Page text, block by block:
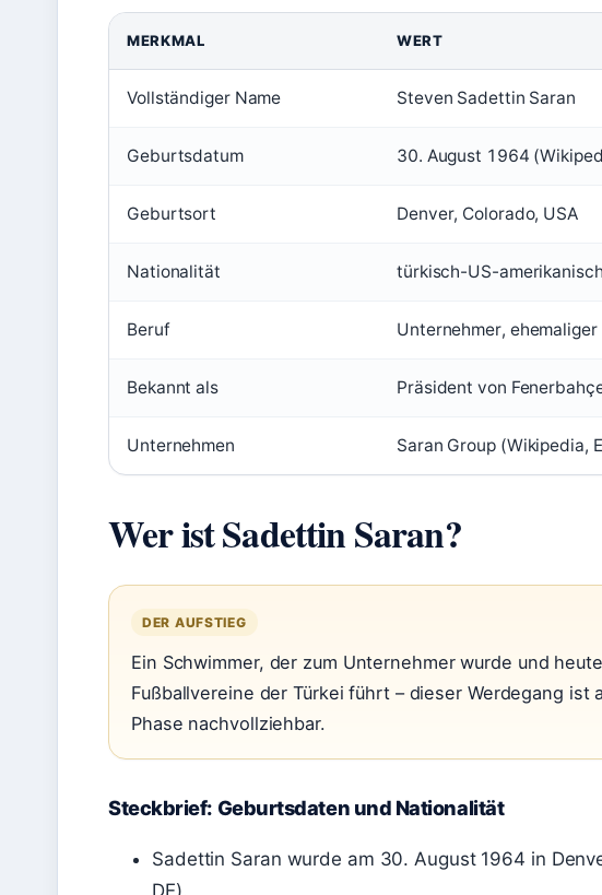
MERKMAL WERT
Vollständiger Name Steven Sadettin Saran
Geburtsdatum 30. August 1964
Geburtsort Denver, Colorado, USA
Nationalität türkisch-US-
Beruf Unternehmer,
Bekannt als Präsident von
Unternehmen Saran Group (Wikipedia,
Wer ist Sadettin Saran?
DER AUFSTIEG
Ein Schwimmer, der zum Unternehmer wurde und
Fußballvereine der Türkei führt – dieser Werdegang ist
Phase nachvollziehbar.
Steckbrief: Geburtsdaten und Nationalität
Sadettin Saran wurde am 30. August 1964 in
DE).